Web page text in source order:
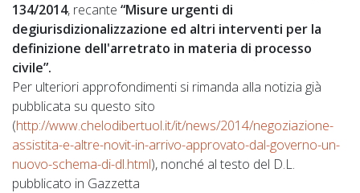
134/2014, recante “Misure urgenti di
degiurisdizionalizzazione ed altri interventi per la
definizione dell'arretrato in materia di processo
civile”.
Per ulteriori approfondimenti si rimanda alla notizia già
pubblicata su questo sito
(http://www.chelodibertuol.it/it/news/2014/negoziazione-
assistita-e-altre-novit-in-arrivo-approvato-dal-governo-un-
nuovo-schema-di-dl.html), nonché al testo del D.L.
pubblicato in Gazzetta